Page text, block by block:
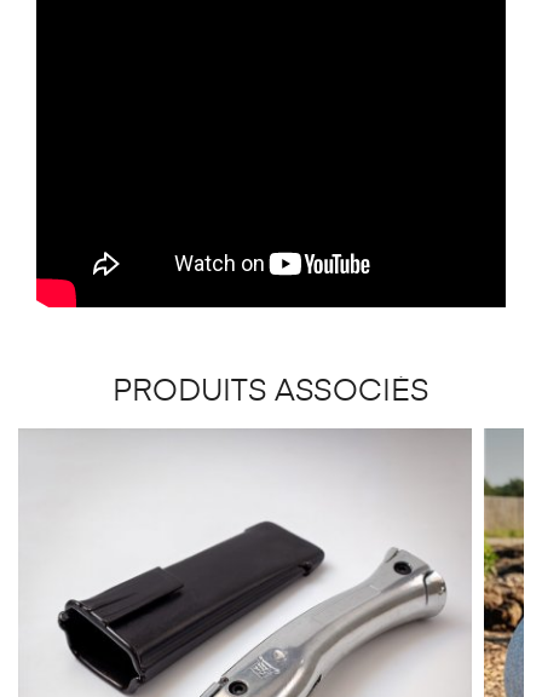
PRODUITS ASSOCIÉS